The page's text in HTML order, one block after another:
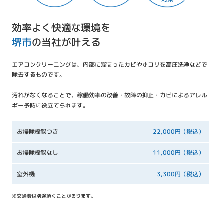
効率よく快適な環境を
堺市の当社が叶える
エアコンクリーニングは、内部に溜まったカビやホコリを高圧洗浄などで
除去するものです。
汚れがなくなることで、稼働効率の改善・故障の抑止・カビによるアレル
ギー予防に役立てられます。
お掃除機能つき 22,000円（税込）
お掃除機能なし 11,000円（税込）
室外機 3,300円（税込）
※交通費は別途頂くことがあります。